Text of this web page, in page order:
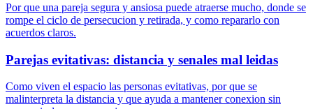
Por que una pareja segura y ansiosa puede atraerse mucho, donde se
rompe el ciclo de persecucion y retirada, y como repararlo con
acuerdos claros.
Parejas evitativas: distancia y senales mal leidas
Como viven el espacio las personas evitativas, por que se
malinterpreta la distancia y que ayuda a mantener conexion sin